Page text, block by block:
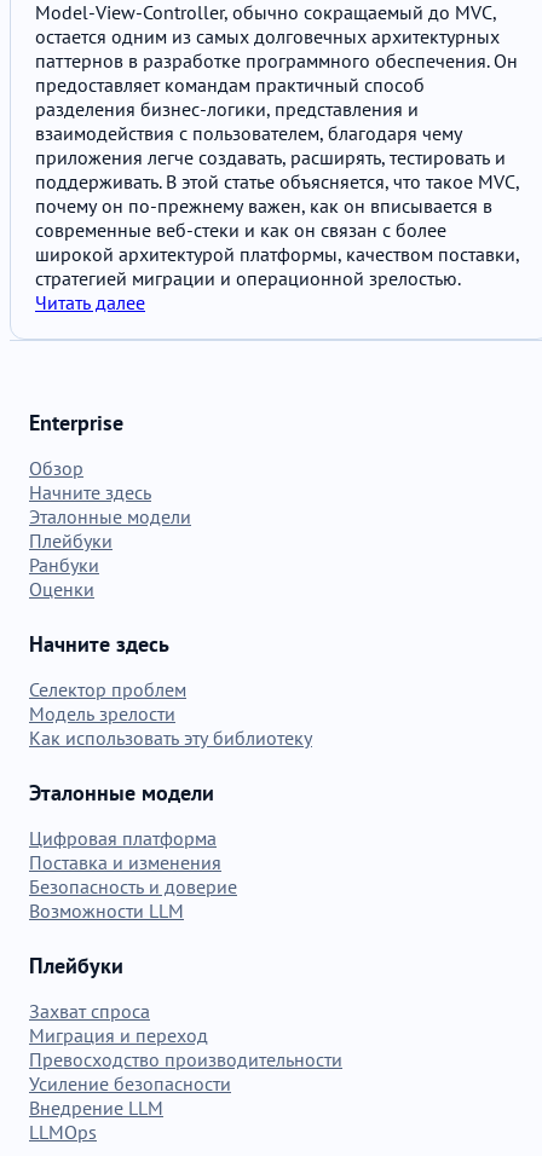
приложений
Model-View-Controller, обычно сокращаемый до MVC,
остается одним из самых долговечных архитектурных
паттернов в разработке программного обеспечения. Он
предоставляет командам практичный способ
разделения бизнес-логики, представления и
взаимодействия с пользователем, благодаря чему
приложения легче создавать, расширять, тестировать и
поддерживать. В этой статье объясняется, что такое MVC,
почему он по-прежнему важен, как он вписывается в
современные веб-стеки и как он связан с более
широкой архитектурой платформы, качеством поставки,
стратегией миграции и операционной зрелостью.
Читать далее
Enterprise
Обзор
Начните здесь
Эталонные модели
Плейбуки
Ранбуки
Оценки
Начните здесь
Селектор проблем
Модель зрелости
Как использовать эту библиотеку
Эталонные модели
Цифровая платформа
Поставка и изменения
Безопасность и доверие
Возможности LLM
Плейбуки
Захват спроса
Миграция и переход
Превосходство производительности
Усиление безопасности
Внедрение LLM
LLMOps